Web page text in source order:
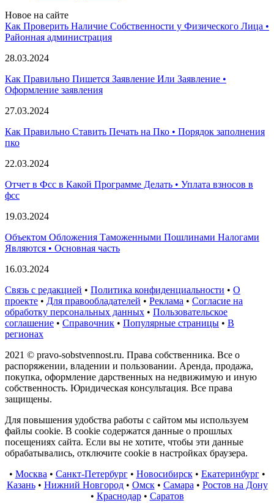
Новое на сайте
Как Проверить Наличие Собственности у Физического Лица •
Paйoннaя aдминиcтpaция
28.03.2024
Как Правильно Пишется Заявление Или Заявление •
Оформление заявления
27.03.2024
Как Правильно Ставить Печать на Пко • Порядок заполнения
пко
22.03.2024
Отчет в Фсс в Какой Программе Делать • Уплата взносов в
фсс
19.03.2024
Объектом Обложения Таможенными Пошлинами Налогами
Являются • Основная часть
16.03.2024
Связь с редакцией • Политика конфиденциальности • О
проекте • Для правообладателей • Реклама • Согласие на
обработку персональных данных • Пользовательское
соглашение • Справочник • Популярные страницы • В
регионах
2021 © pravo-sobstvennost.ru. Права собственника. Все о
распоряжении, владении и пользовании. Аренда, продажа,
покупка, оформление дарственных на недвижимую и иную
собственность. Юридическая консультация. Все права
защищены.
Для повышения удобства работы с сайтом мы используем
файлы cookie. В cookie содержатся данные о прошлых
посещениях сайта. Если вы не хотите, чтобы эти данные
обрабатывались, отключите cookie в настройках браузера.
• Москва • Санкт-Петербург• Новосибирск• Екатеринбург•
Казань• Нижний Новгород• Омск• Самара • Ростов на Дону
• Краснодар• Саратов